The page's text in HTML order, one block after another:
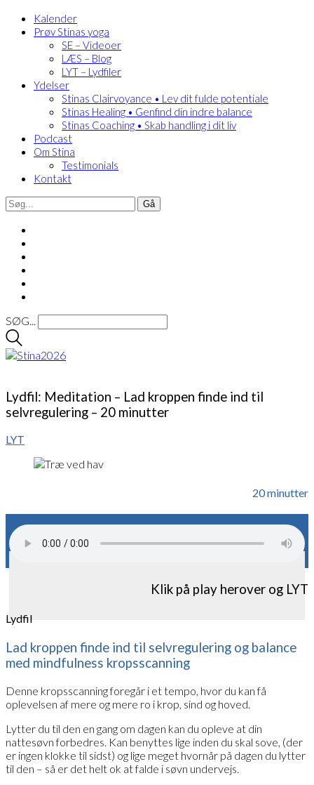
Kalender
Prøv Stinas yoga
SE – Videoer
LÆS – Blog
LYT – Lydfiler
Ydelser
Stinas Clairvoyance • Lev dit fulde potentiale
Stinas Healing • Genfind din indre balance
Stinas Coaching • Skab handling i dit liv
Podcast
Om Stina
Testimonials
Kontakt
SØG...
Lydfil: Meditation – Lad kroppen finde ind til
selvregulering – 20 minutter
LYT
20 minutter
Klik på play herover og LYT
Lydfil
Lad kroppen finde ind til selvregulering og balance
med mindfulness kropsscanning
Denne kropsscanning foregår i et tempo, hvor du kan få
oplevelsen af mere og mere ro i krop, sind og hoved.
Lytter du til den en gang om dagen kan du opleve at din
nattesøvn forbedres. Kan benyttes lige inden du skal sove, (der
er ingen klokke til sidst) og lige meget hvornår på dagen du lytter
til den – så er det helt ok at falde i søvn undervejs.